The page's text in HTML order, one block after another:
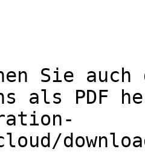
Sie auch
als PDF